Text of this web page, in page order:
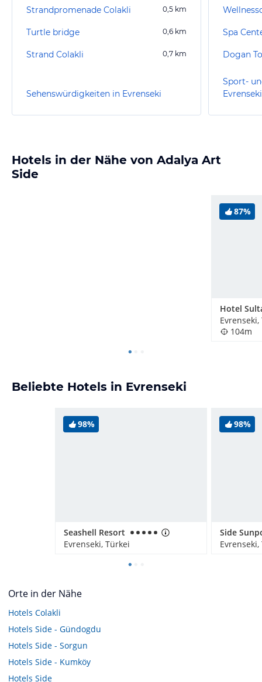
Strandpromenade Colakli 0,5 km
Turtle bridge 0,6 km
Strand Colakli 0,7 km
Sehenswürdigkeiten in Evrenseki
Spa
Sport-
Evrenseki
Hotels in der Nähe von Adalya Art
Side
87%
Hotel
104m
Beliebte Hotels in Evrenseki
98%
Seashell Resort
Evrenseki, Türkei
98%
Orte in der Nähe
Hotels Colakli
Hotels Side - Gündogdu
Hotels Side - Sorgun
Hotels Side - Kumköy
Hotels Side